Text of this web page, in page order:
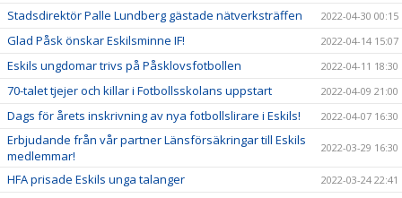
Stadsdirektör Palle Lundberg gästade nätverksträffen 2022-04-30 00:15
Glad Påsk önskar Eskilsminne IF! 2022-04-14 15:07
Eskils ungdomar trivs på Påsklovsfotbollen 2022-04-11 18:30
70-talet tjejer och killar i Fotbollsskolans uppstart 2022-04-09 21:00
Dags för årets inskrivning av nya fotbollslirare i Eskils! 2022-04-07 16:30
Erbjudande från vår partner Länsförsäkringar till Eskils
medlemmar!
2022-03-29 16:30
HFA prisade Eskils unga talanger 2022-03-24 22:41